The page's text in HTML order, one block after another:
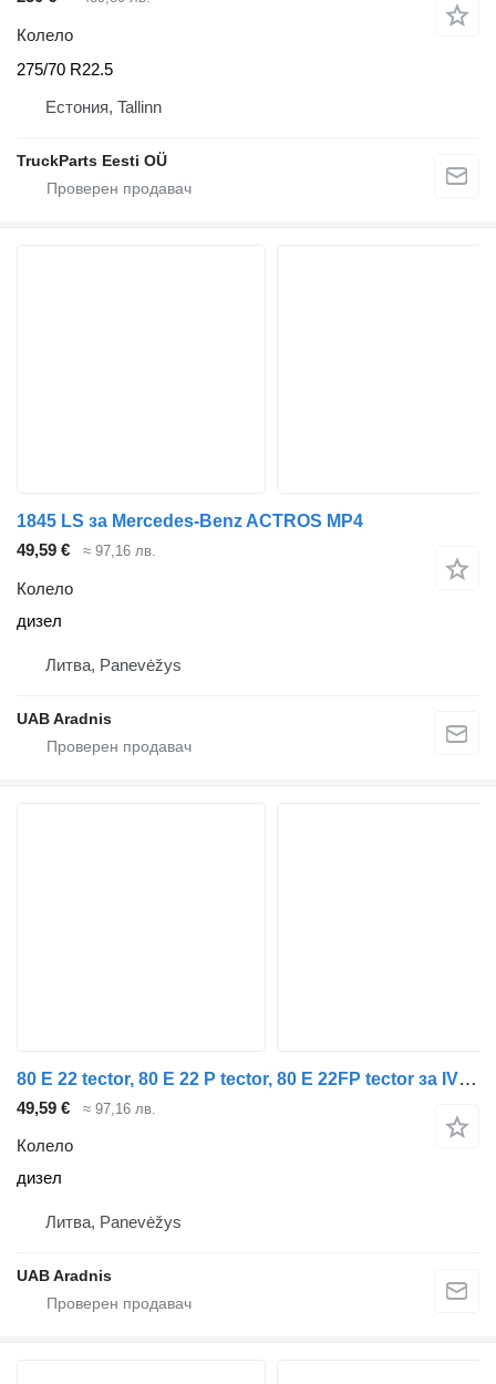
Колело
275/70 R22.5
Естония, Tallinn
TruckParts Eesti OÜ
1845 LS за Mercedes-Benz ACTROS MP4
49,59 €
≈ 97,16 лв.
Колело
дизел
Литва, Panevėžys
UAB Aradnis
80 E 22 tector, 80 E 22 P tector, 80 E 22FP tector за IVECO EuroCargo I-III
49,59 € ≈ 97,16 лв.
Колело
дизел
Литва, Panevėžys
UAB Aradnis